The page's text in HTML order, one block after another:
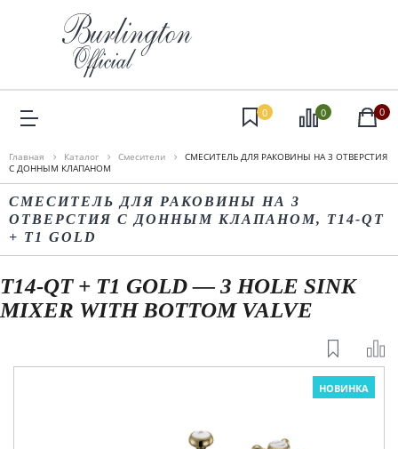
0 0 0
Главная Каталог Смесители
СМЕСИТЕЛЬ ДЛЯ РАКОВИНЫ НА 3 ОТВЕРСТИЯ
С ДОННЫМ КЛАПАНОМ
СМЕСИТЕЛЬ ДЛЯ РАКОВИНЫ НА 3
ОТВЕРСТИЯ С ДОННЫМ КЛАПАНОМ, T14-QT
+ T1 GOLD
T14-QT + T1 GOLD — 3 HOLE SINK
MIXER WITH BOTTOM VALVE
НОВИНКА